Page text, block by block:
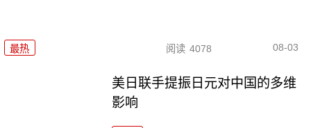
最热 阅读 4078 08-03
美日联手提振日元对中国的多维
影响